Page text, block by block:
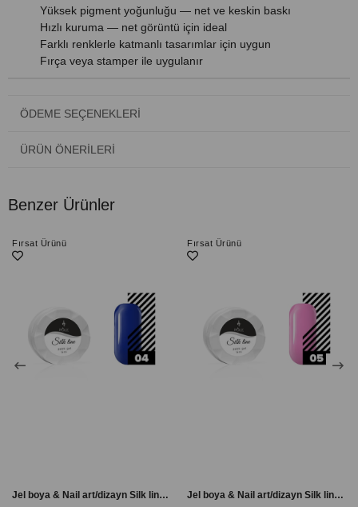
Yüksek pigment yoğunluğu — net ve keskin baskı
Hızlı kuruma — net görüntü için ideal
Farklı renklerle katmanlı tasarımlar için uygun
Fırça veya stamper ile uygulanır
ÖDEME SEÇENEKLERI
ÜRÜN ÖNERILERI
Benzer Ürünler
Jel boya & Nail art/dizayn Silk line 04 lacivert 6 ml.
Fırsat Ürünü
Jel boya & Nail art/dizayn Silk line 05 pembe 6 ml. Örümcek ağı
Fırsat Ürünü